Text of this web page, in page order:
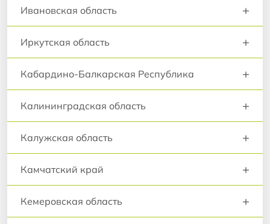
Ивановская область +
Иркутская область +
Кабардино-Балкарская Республика +
Калининградская область +
Калужская область +
Камчатский край +
Кемеровская область +